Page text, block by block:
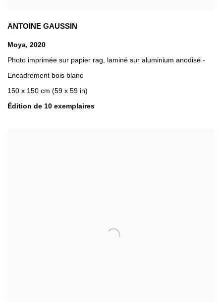
ANTOINE GAUSSIN
Moya, 2020
Photo imprimée sur papier rag, laminé sur aluminium anodisé -
Encadrement bois blanc
150 x 150 cm (59 x 59 in)
Édition de 10 exemplaires